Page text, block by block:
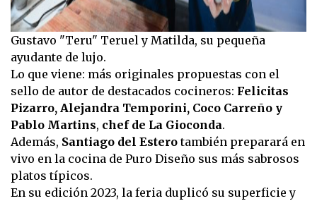
Gustavo "Teru" Teruel y Matilda, su pequeña
ayudante de lujo.
Lo que viene: más originales propuestas con el
sello de autor de destacados cocineros: Felicitas
Pizarro, Alejandra Temporini, Coco Carreño y
Pablo Martins, chef de La Gioconda.
Además, Santiago del Esterotambién preparará en
vivo en la cocina de Puro Diseño sus más sabrosos
platos típicos.
En su edición 2023, la feria duplicó su superficie y